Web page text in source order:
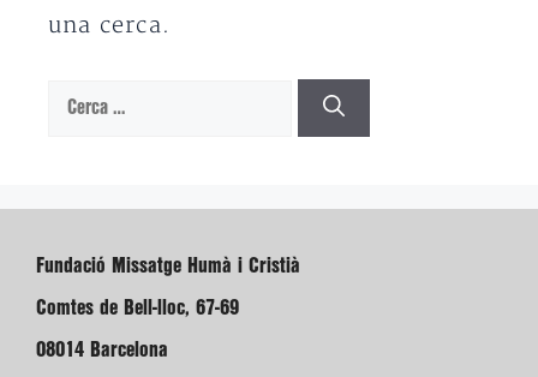
una cerca.
Cerca:
Fundació Missatge Humà i Cristià
Comtes de Bell-lloc, 67-69
08014 Barcelona